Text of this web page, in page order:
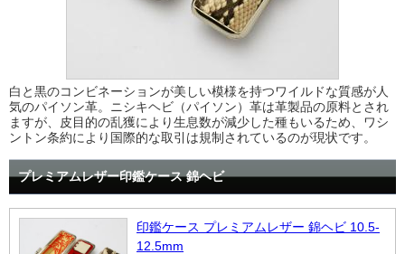
白と黒のコンビネーションが美しい模様を持つワイルドな質感が人
気のパイソン革。ニシキヘビ（パイソン）革は革製品の原料とされ
ますが、皮目的の乱獲により生息数が減少した種もいるため、ワシ
ントン条約により国際的な取引は規制されているのが現状です。
プレミアムレザー印鑑ケース 錦ヘビ
印鑑ケース プレミアムレザー 錦ヘビ 10.5-
12.5mm